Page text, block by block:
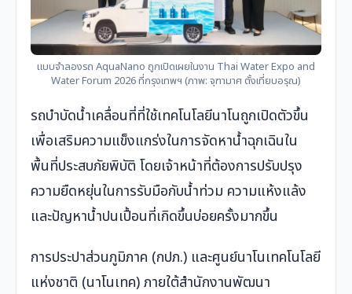
แบบจำลองรถ AquaNano ถูกเปิดเผยในงาน Thai Water Expo and
Water Forum 2026 ที่กรุงเทพฯ (ภาพ: จุฑามาศ ตั้งเที่ยบอรุณ)
รถบำบัดน้ำเคลื่อนที่ที่ใช้เทคโนโลยีนาโนถูกเปิดตัวขึ้น
เพื่อเสริมความแข็งแกร่งในการจัดหาน้ำฉุกเฉินใน
พื้นที่ประสบภัยพิบัติ โดยเจ้าหน้าที่ต้องการปรับปรุง
ความยืดหยุ่นในการรับมือกับน้ำท่วม ความแห้งแล้ง
และปัญหาน้ำปนเปื้อนที่เกิดขึ้นบ่อยครั้งมากขึ้น
การประปาส่วนภูมิภาค (กปภ.) และศูนย์นาโนเทคโนโลยี
แห่งชาติ (นาโนเทค) ภายใต้สำนักงานพัฒนา